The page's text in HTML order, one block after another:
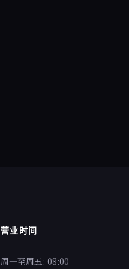
营业时间
周一至周五: 08:00 -